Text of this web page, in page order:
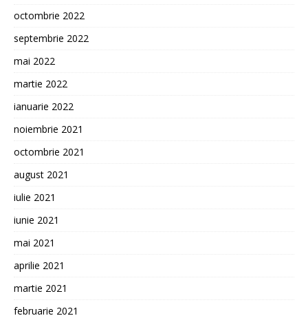
octombrie 2022
septembrie 2022
mai 2022
martie 2022
ianuarie 2022
noiembrie 2021
octombrie 2021
august 2021
iulie 2021
iunie 2021
mai 2021
aprilie 2021
martie 2021
februarie 2021